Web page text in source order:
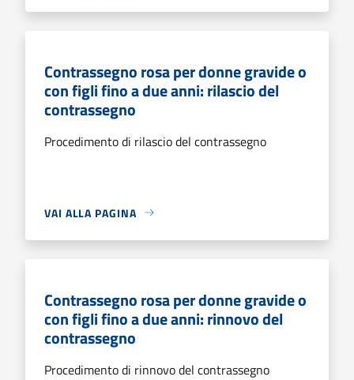
Contrassegno rosa per donne gravide o
con figli fino a due anni: rilascio del
contrassegno
Procedimento di rilascio del contrassegno
VAI ALLA PAGINA
Contrassegno rosa per donne gravide o
con figli fino a due anni: rinnovo del
contrassegno
Procedimento di rinnovo del contrassegno